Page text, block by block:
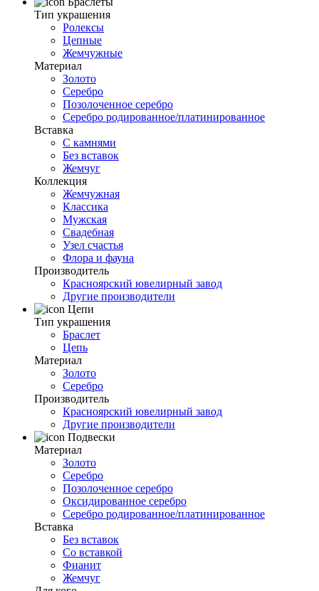
Тип украшения
Ролексы
Цепные
Жемчужные
Материал
Золото
Серебро
Позолоченное серебро
Серебро родированное/платинированное
Вставка
С камнями
Без вставок
Жемчуг
Коллекция
Жемчужная
Классика
Мужская
Свадебная
Узел счастья
Флора и фауна
Производитель
Красноярский ювелирный завод
Другие производители
Цепи
Тип украшения
Браслет
Цепь
Материал
Золото
Серебро
Производитель
Красноярский ювелирный завод
Другие производители
Подвески
Материал
Золото
Серебро
Позолоченное серебро
Оксидированное серебро
Серебро родированное/платинированное
Вставка
Без вставок
Со вставкой
Фианит
Жемчуг